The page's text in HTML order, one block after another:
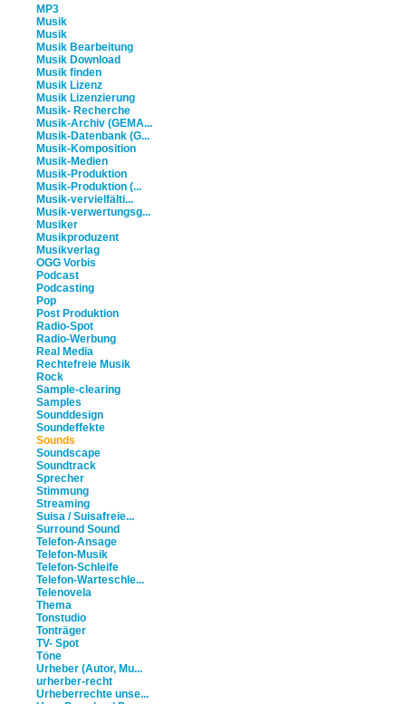
MP3
Musik
Musik
Musik Bearbeitung
Musik Download
Musik finden
Musik Lizenz
Musik Lizenzierung
Musik- Recherche
Musik-Archiv (GEMA...
Musik-Datenbank (G...
Musik-Komposition
Musik-Medien
Musik-Produktion
Musik-Produktion (...
Musik-vervielfälti...
Musik-verwertungsg...
Musiker
Musikproduzent
Musikverlag
OGG Vorbis
Podcast
Podcasting
Pop
Post Produktion
Radio-Spot
Radio-Werbung
Real Media
Rechtefreie Musik
Rock
Sample-clearing
Samples
Sounddesign
Soundeffekte
Sounds
Soundscape
Soundtrack
Sprecher
Stimmung
Streaming
Suisa / Suisafreie...
Surround Sound
Telefon-Ansage
Telefon-Musik
Telefon-Schleife
Telefon-Warteschle...
Telenovela
Thema
Tonstudio
Tonträger
TV- Spot
Töne
Urheber (Autor, Mu...
urherber-recht
Urheberrechte unse...